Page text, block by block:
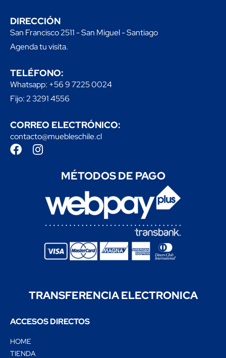
DIRECCIÓN
San Francisco 2511 - San Miguel - Santiago
Agenda tu visita.
TELÉFONO:
Whatsapp: +56 9 7225 0024
Fijo: 2 3291 4556
CORREO ELECTRÓNICO:
contacto@muebleschile.cl
MÉTODOS DE PAGO
TRANSFERENCIAELECTRONICA
ACCESOS DIRECTOS
HOME
TIENDA